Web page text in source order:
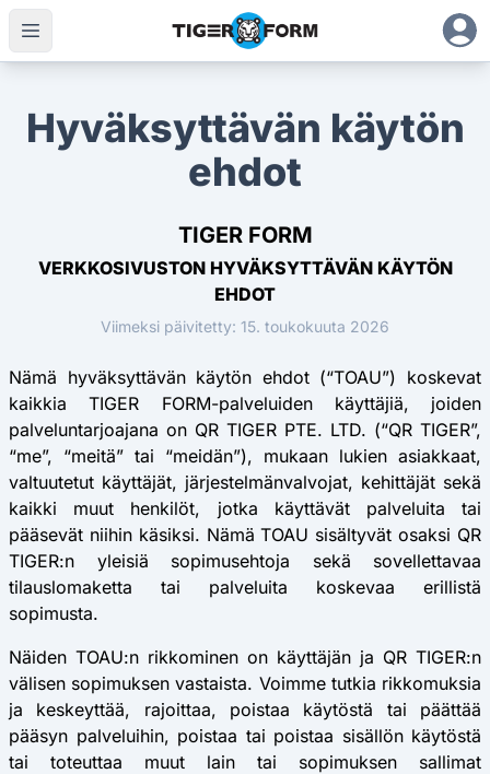
Hyväksyttävän käytön
ehdot
TIGER FORM
VERKKOSIVUSTON HYVÄKSYTTÄVÄN KÄYTÖN
EHDOT
Viimeksi päivitetty: 15. toukokuuta 2026
Nämä hyväksyttävän käytön ehdot (“TOAU”) koskevat
kaikkia TIGER FORM-palveluiden käyttäjiä, joiden
palveluntarjoajana on QR TIGER PTE. LTD. (“QR TIGER”,
“me”, “meitä” tai “meidän”), mukaan lukien asiakkaat,
valtuutetut käyttäjät, järjestelmänvalvojat, kehittäjät sekä
kaikki muut henkilöt, jotka käyttävät palveluita tai
pääsevät niihin käsiksi. Nämä TOAU sisältyvät osaksi QR
TIGER:n yleisiä sopimusehtoja sekä sovellettavaa
tilauslomaketta tai palveluita koskevaa erillistä
sopimusta.
Näiden TOAU:n rikkominen on käyttäjän ja QR TIGER:n
välisen sopimuksen vastaista. Voimme tutkia rikkomuksia
ja keskeyttää, rajoittaa, poistaa käytöstä tai päättää
pääsyn palveluihin, poistaa tai poistaa sisällön käytöstä
tai toteuttaa muut lain tai sopimuksen sallimat